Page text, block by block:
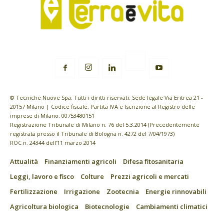
© Tecniche Nuove Spa. Tutti i diritti riservati. Sede legale Via Eritrea 21 -
20157 Milano | Codice fiscale, Partita IVA e Iscrizione al Registro delle
imprese di Milano: 00753480151
Registrazione Tribunale di Milano n. 76 del 5.3.2014 (Precedentemente
registrata presso il Tribunale di Bologna n. 4272 del 7/04/1973)
ROC n. 24344 dell’11 marzo 2014
Attualità Finanziamenti agricoli
Difesa fitosanitaria
Leggi, lavoro e fisco
Colture
Prezzi agricoli e mercati
Fertilizzazione
Irrigazione Zootecnia
Energie rinnovabili
Agricoltura biologica
Biotecnologie
Cambiamenti climatici